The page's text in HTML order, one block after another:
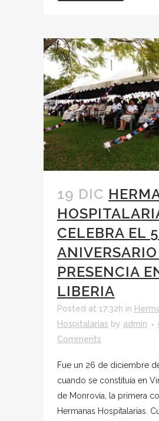
19 DIC
CELEBRA EL
PRESENCIA
LIBERIA
Posted at 17:32h in
Hospitalarias by admin
Comments
Fue un 26 de diciembre
cuando se constituía en
de Monrovia, la primera
Hermanas Hospitalarias.